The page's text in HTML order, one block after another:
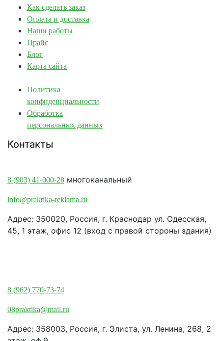
Как сделать заказ
Оплата и доставка
Наши работы
Прайс
Блог
Карта сайта
Политика
конфиденциальности
Обработка
персональных данных
Контакты
8 (903) 41-000-28 многоканальный
info@praktika-reklama.ru
Адрес: 350020, Россия, г. Краснодар ул. Одесская,
45, 1 этаж, офис 12 (вход с правой стороны здания)
8 (962) 770-73-74
08praktika@mail.ru
Адрес:​ 358003, Россия, г. Элиста, ул. Ленина, 268, 2